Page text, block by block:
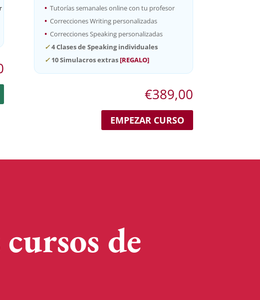
• Tutorías semanales online con tu profesor
• Correcciones Writing personalizadas
• Correcciones Speaking personalizadas
✓4Clases de Speaking individuales
✓ 10 Simulacros extras[REGALO]
€389,00
EMPEZAR CURSO
de